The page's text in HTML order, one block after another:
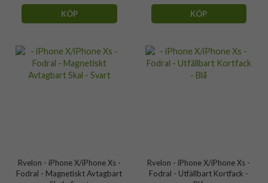
KÖP KÖP
Rvelon - iPhone X/iPhone Xs -
Fodral - Magnetiskt Avtagbart
Rvelon - iPhone X/iPhone Xs -
Fodral - Utfällbart Kortfack -